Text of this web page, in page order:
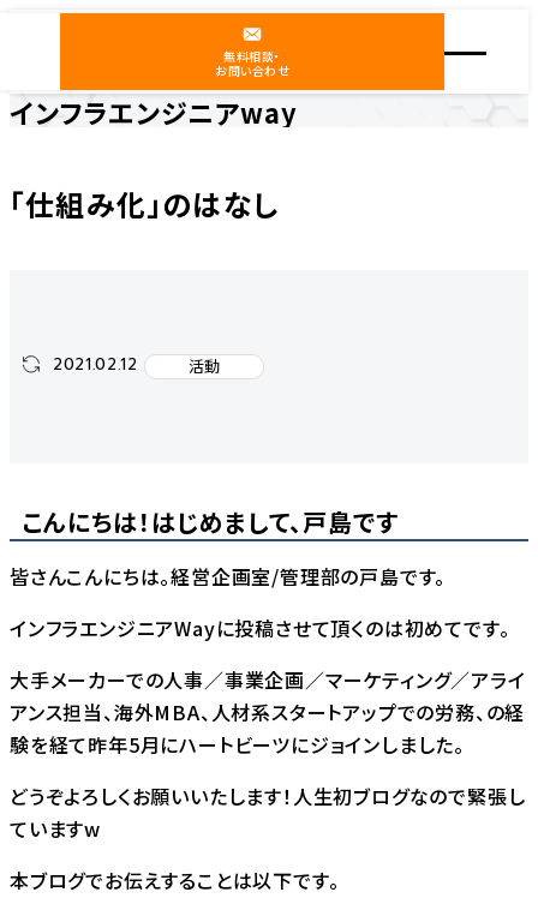
無料相談・
お問い合わせ
インフラエンジニアway
「仕組み化」のはなし
2021.02.12 活動
こんにちは！はじめまして、戸島です
皆さんこんにちは。経営企画室/管理部の戸島です。
インフラエンジニアWayに投稿させて頂くのは初めてです。
大手メーカーでの人事／事業企画／マーケティング／アライ
アンス担当、海外MBA、人材系スタートアップでの労務、の経
験を経て昨年5月にハートビーツにジョインしました。
どうぞよろしくお願いいたします！人生初ブログなので緊張し
ていますw
本ブログでお伝えすることは以下です。